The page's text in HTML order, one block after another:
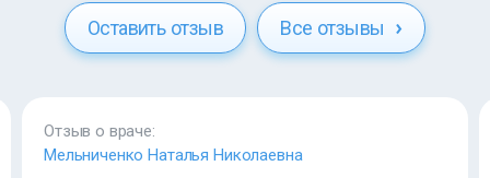
Оставить отзыв Все отзывы
Отзыв о враче:
Мельниченко Наталья Николаевна